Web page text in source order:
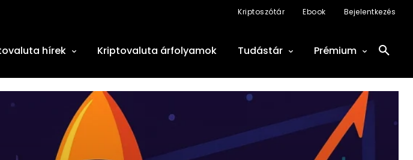
Kriptoszótár Ebook Bejelentkezés
hírek Kriptovaluta árfolyamok Tudástár Prémium